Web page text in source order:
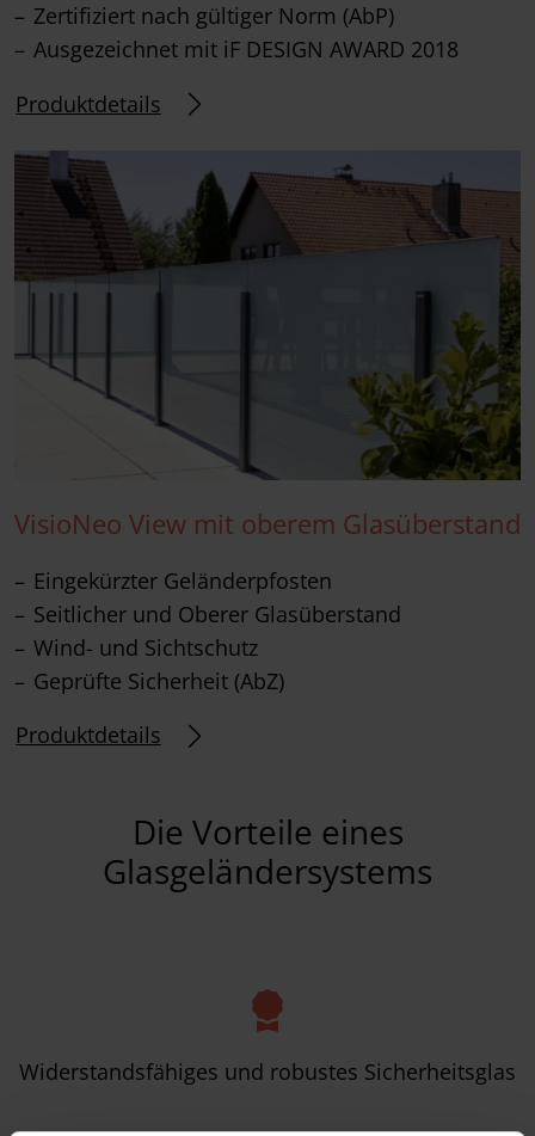
Zertifiziert nach gültiger Norm (AbP)
Ausgezeichnet mit iF DESIGN AWARD 2018
Produktdetails
VisioNeo View mit oberem Glasüberstand
Eingekürzter Geländerpfosten
Seitlicher und Oberer Glasüberstand
Wind- und Sichtschutz
Geprüfte Sicherheit (AbZ)
Produktdetails
Die Vorteile eines
Glasgeländersystems
Widerstandsfähiges und robustes Sicherheitsglas